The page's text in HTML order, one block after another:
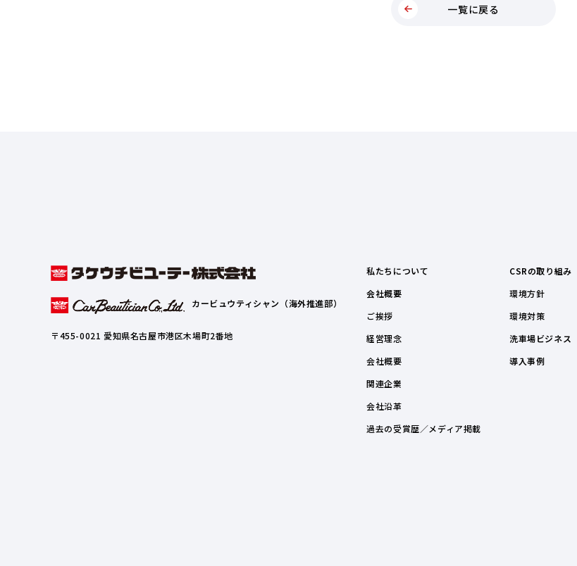
一覧に戻る
カービュウティシャン（海外推進部）
〒455-0021 愛知県名古屋市港区木場町2番地
私たちについて
会社概要
ご挨拶
経営理念
会社概要
関連企業
会社沿革
過去の受賞歴／メディア掲載
CSRの取り組み
環境方針
環境対策
洗車場ビジネス
導入事例